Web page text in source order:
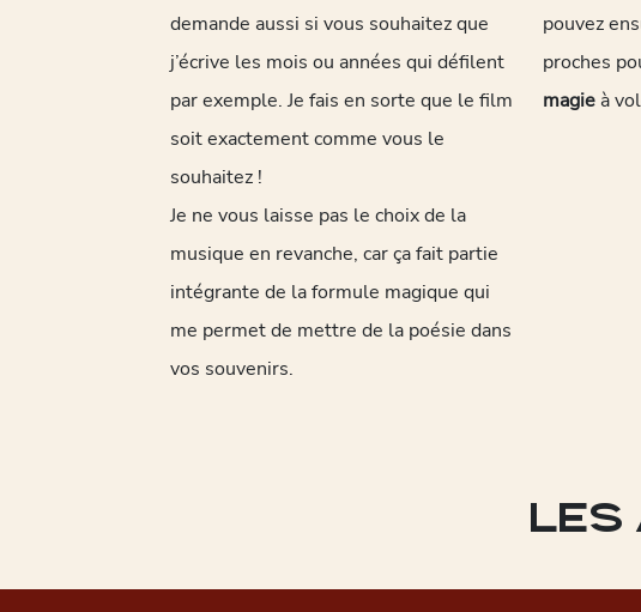
demande aussi si vous souhaitez que
j’écrive les mois ou années qui défilent
par exemple. Je fais en sorte que le film
soit exactement comme vous le
souhaitez !
Je ne vous laisse pas le choix de la
musique en revanche, car ça fait partie
intégrante de la formule magique qui
me permet de mettre de la poésie dans
vos souvenirs.
pouvez
proches
magieà
LES